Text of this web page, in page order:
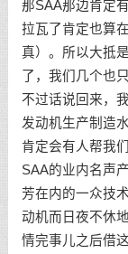
那SAA那边肯定
拉瓦了肯定也算
真）。所以大抵
了，我们几个也
不过话说回来，
发动机生产制造
肯定会有人帮我
SAA的业内名声
芳在内的一众技
动机而日夜不休
情完事儿之后借